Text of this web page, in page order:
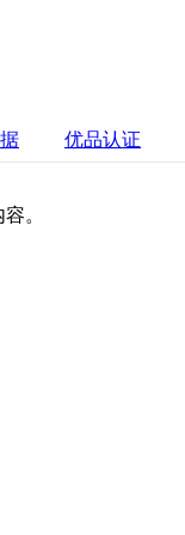
优品认证
。